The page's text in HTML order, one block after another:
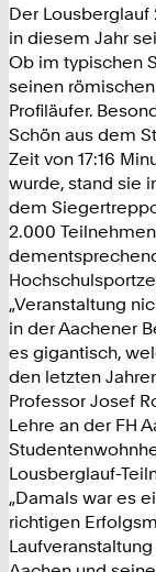
Der Lousberglauf
in diesem Jahr
Ob im typischen
seinen
Profiläufer.
Schön aus dem
Zeit von 17:16
wurde, stand sie
dem
2.000
„Veranstaltung
in der Aachener
es gigantisch,
den letzten
Professor Josef
Lehre an der FH
Lousberglauf-
„Damals war es
richtigen